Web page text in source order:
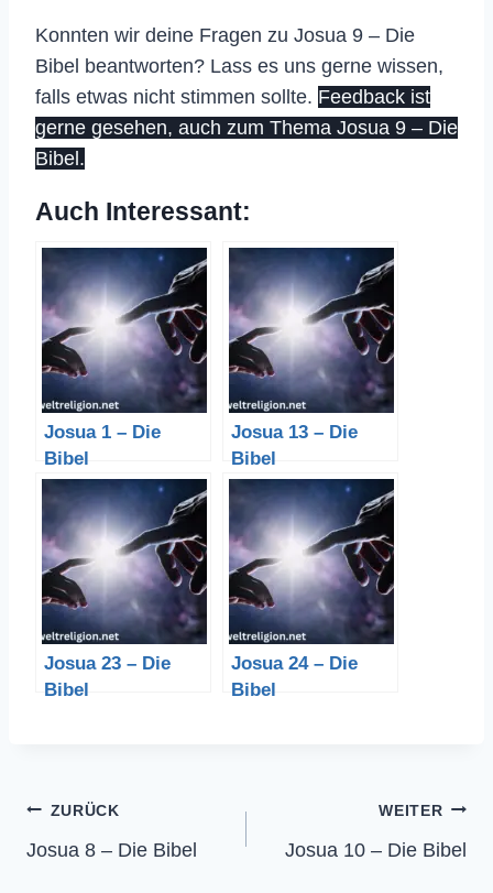
Konnten wir deine Fragen zu Josua 9 – Die
Bibel beantworten? Lass es uns gerne wissen,
falls etwas nicht stimmen sollte. Feedback ist
gerne gesehen, auch zum Thema Josua 9 – Die
Bibel.
Auch Interessant:
Josua 1 – Die
Bibel
Josua 13 – Die
Bibel
Josua 23 – Die
Bibel
Josua 24 – Die
Bibel
Beitragsnavigation
ZURÜCK
Josua 8 – Die Bibel
WEITER
Josua 10 – Die Bibel